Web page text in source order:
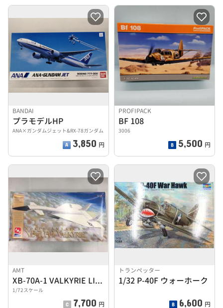
BANDAI
プラモデルHP
ANA×ガンダムジェット&RX-78ガンダム
3,850 円
PROFIPACK
BF 108
3006
5,500 円
AMT
XB-70A-1 VALKYRIE LIMITED
1/72スケール
7,700 円
トランペッター
1/32 P-40F ウォーホーク
6,600 円